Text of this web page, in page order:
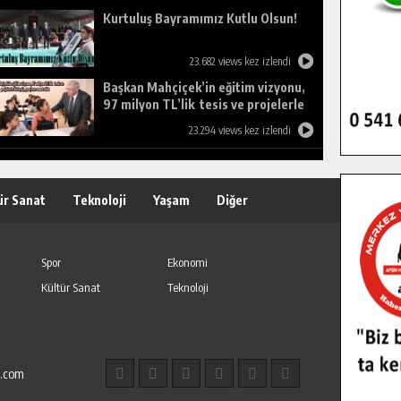
Kurtuluş Bayramımız Kutlu Olsun!
23.682 views kez izlendi
Başkan Mahçiçek’in eğitim vizyonu,
97 milyon TL’lik tesis ve projelerle
23.294 views kez izlendi
Sanat Teknoloji Yaşam Diğer
Spor
Ekonomi
Kültür Sanat
Teknoloji